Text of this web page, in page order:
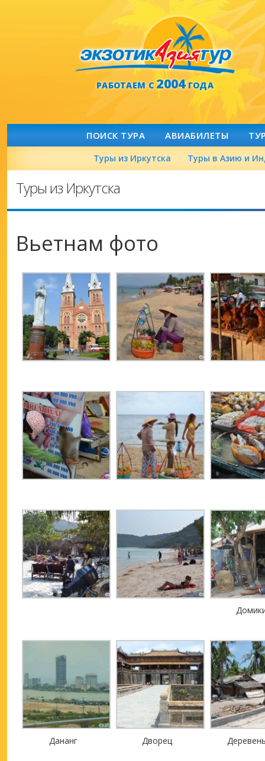
РАБОТАЕМ С2004ГОДА
ПОИСК ТУРА АВИАБИЛЕТЫ
Туры из Иркутска Туры в Азию и
Туры из Иркутска
Вьетнам фото
Дананг Дворец